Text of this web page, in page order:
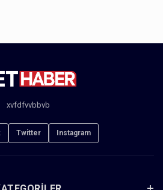
xvfdfvvbbvb
Twitter Instagram